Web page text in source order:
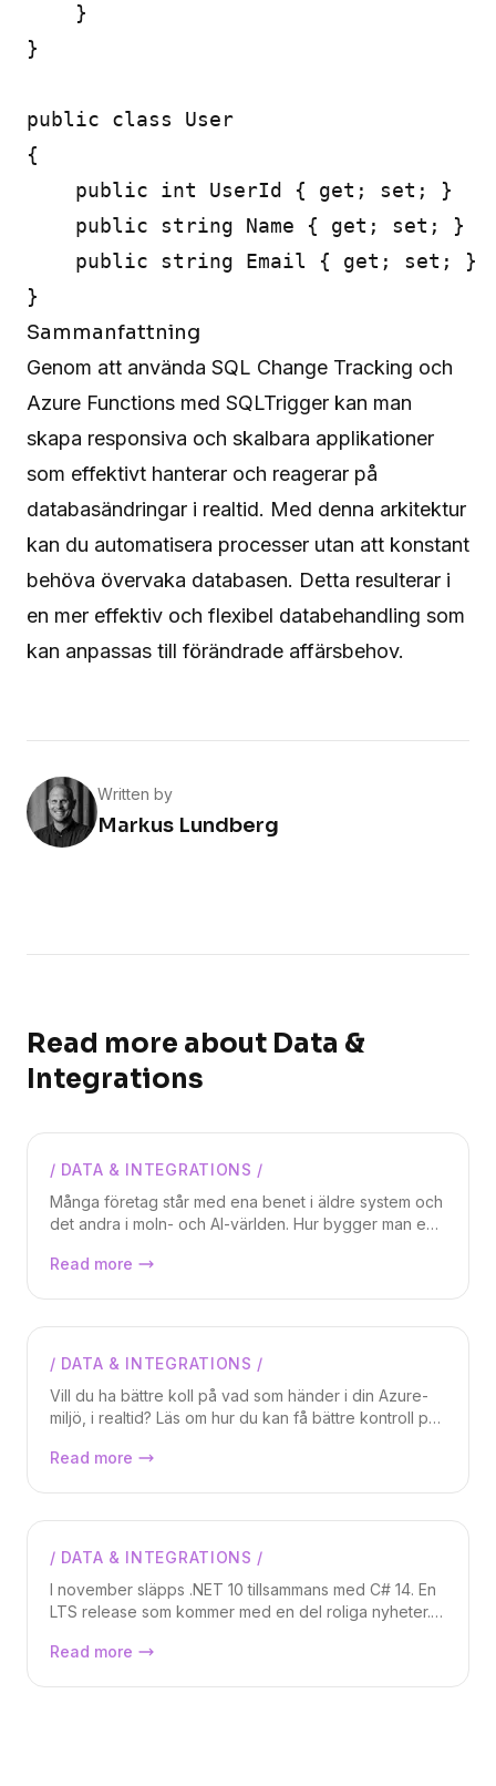
    }
}
public class User
{
    public int UserId { get; set; }
    public string Name { get; set; }
    public string Email { get; set; }
Sammanfattning
Genom att använda SQL Change Tracking och
Azure Functions med SQLTrigger kan man
skapa responsiva och skalbara applikationer
som effektivt hanterar och reagerar på
databasändringar i realtid. Med denna arkitektur
kan du automatisera processer utan att konstant
behöva övervaka databasen. Detta resulterar i
en mer effektiv och flexibel databehandling som
kan anpassas till förändrade affärsbehov.
Written by
Markus Lundberg
Read more about Data &
Integrations
Markus Lundberg
/ DATA & INTEGRATIONS /
Många företag står med ena benet i äldre system och
det andra i moln- och AI-världen. Hur bygger man en
komplexa integrationsprojekt? I denna artikeln om
eventstyrda flöden med robust säkerhet och
Read more
Markus Lundberg
/ DATA & INTEGRATIONS /
Vill du ha bättre koll på vad som händer i din Azure-
miljö, i realtid? Läs om hur du kan få bättre kontroll på
det något certifikat som snart är expired, etc? Med
Read more
Markus Lundberg
/ DATA & INTEGRATIONS /
I november släpps .NET 10 tillsammans med C# 14. En
LTS release som kommer med en del roliga nyheter. I
att veta.
Read more